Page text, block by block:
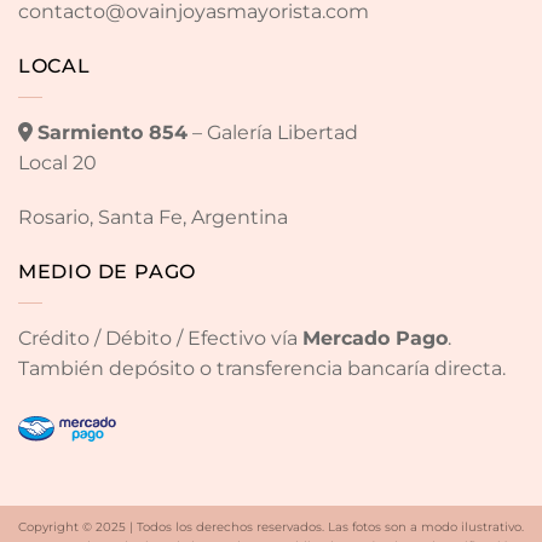
LOCAL
Sarmiento 854– Galería Libertad
Local 20
Rosario, Santa Fe, Argentina
MEDIO DE PAGO
Crédito / Débito / Efectivo vía Mercado Pago.
También depósito o transferencia bancaría directa.
contacto@ovainjoyasmayorista.com
Copyright © 2025 | Todos los derechos reservados. Las fotos son a modo ilustrativo.